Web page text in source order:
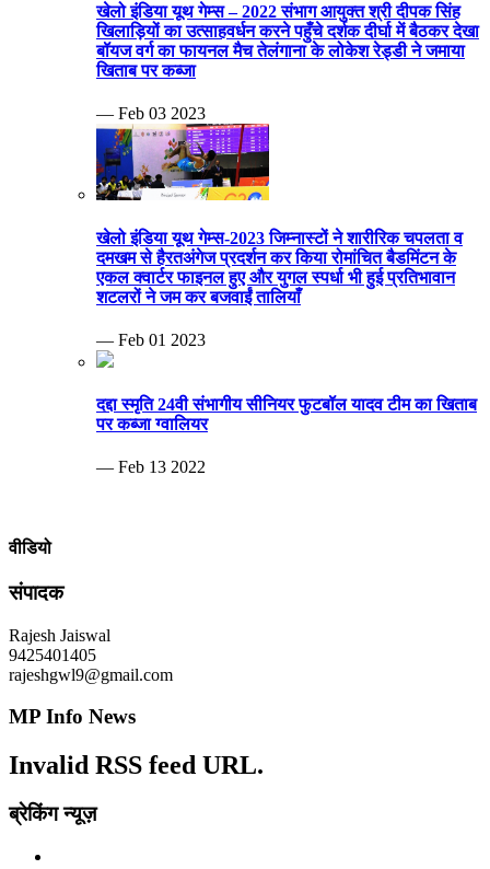
खेलो इंडिया यूथ गेम्स – 2022 संभाग आयुक्त श्री दीपक सिंह
खिलाड़ियों का उत्साहवर्धन करने पहुँचे दर्शक दीर्घा में बैठकर देखा
बॉयज वर्ग का फायनल मैच तेलंगाना के लोकेश रेड्डी ने जमाया
खिताब पर कब्जा
— Feb 03 2023
खेलो इंडिया यूथ गेम्स-2023 जिम्नास्टों ने शारीरिक चपलता व
दमखम से हैरतअंगेज प्रदर्शन कर किया रोमांचित बैडमिंटन के
एकल क्वार्टर फाइनल हुए और युगल स्पर्धा भी हुई प्रतिभावान
शटलरों ने जम कर बजवाईं तालियाँ
— Feb 01 2023
दद्दा स्मृति 24वी संभागीय सीनियर फुटबॉल यादव टीम का खिताब
पर कब्जा ग्वालियर
— Feb 13 2022
वीडियो
संपादक
Rajesh Jaiswal
9425401405
rajeshgwl9@gmail.com
MP Info News
Invalid RSS feed URL.
ब्रेकिंग न्यूज़